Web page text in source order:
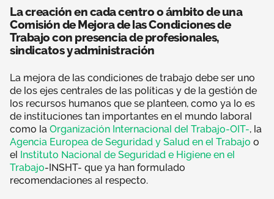
La creación en cada centro o ámbito de una
Comisión de Mejora de las Condiciones de
Trabajo con presencia de profesionales,
sindicatos y administración
La mejora de las condiciones de trabajo debe ser uno
de los ejes centrales de las políticas y de la gestión de
los recursos humanos que se planteen, como ya lo es
de instituciones tan importantes en el mundo laboral
como la Organización Internacional del Trabajo-OIT-, la
Agencia Europea de Seguridad y Salud en el Trabajo o
el Instituto Nacional de Seguridad e Higiene en el
Trabajo-INSHT- que ya han formulado
recomendaciones al respecto.